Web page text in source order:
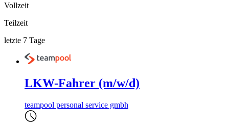
Vollzeit
Teilzeit
letzte 7 Tage
LKW-Fahrer (m/w/d)
teampool personal service gmbh